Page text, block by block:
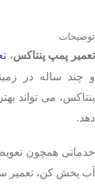
توضیحات
تعمیر پمپ پنتاکس،
و چند ساله در
پنتاکس، می تواند
دهد.
خدماتی همچون
آب پخش کن، تعمیر